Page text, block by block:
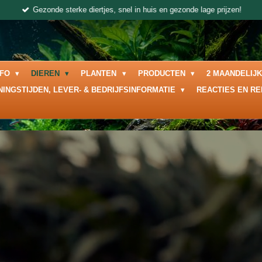
Gezonde sterke diertjes, snel in huis en gezonde lage prijzen!
DIEREN PLANTEN PRODUCTEN
2
LEVER- & BEDRIJFSINFORMATIE REACTIES EN